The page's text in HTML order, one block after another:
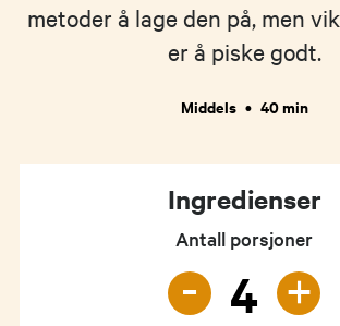
metoder å lage den på, men
er å piske godt.
Middels • 40 min
Ingredienser
Antall porsjoner
- 4 +